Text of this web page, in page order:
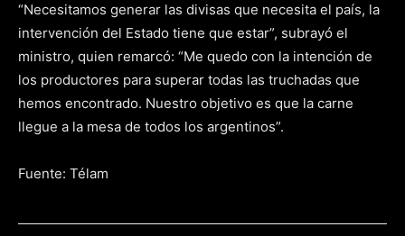
“Necesitamos generar las divisas que necesita el país, la
intervención del Estado tiene que estar”, subrayó el
ministro, quien remarcó: “Me quedo con la intención de
los productores para superar todas las truchadas que
hemos encontrado. Nuestro objetivo es que la carne
llegue a la mesa de todos los argentinos”.
Fuente: Télam